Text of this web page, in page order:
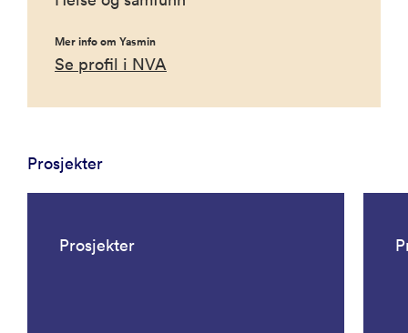
Mer info om Yasmin
Se profil i NVA
Prosjekter
Prosjekter